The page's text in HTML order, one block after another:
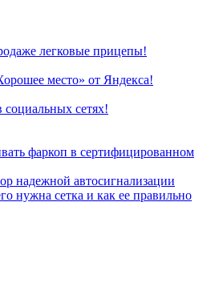
легковые прицепы!
место» от Яндекса!
сетях!
фаркоп в сертифицированном
надежной автосигнализации
нужна сетка и как ее правильно